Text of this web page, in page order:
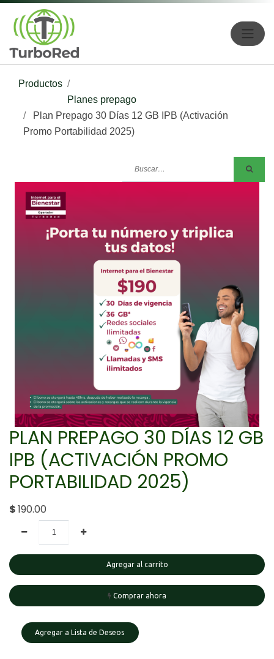
Productos
Planes prepago
Plan Prepago 30 Días 12 GB IPB (Activación
Promo Portabilidad 2025)
PLAN PREPAGO 30 DÍAS 12 GB
IPB (ACTIVACIÓN PROMO
PORTABILIDAD 2025)
$190.00
Agregar al carrito
Comprar ahora
Agregar a Lista de Deseos